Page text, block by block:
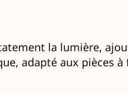
la lumière,
adapté aux pièces